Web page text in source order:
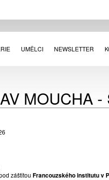
UMĚLCI NEWSLETTER
MOUCHA -
záštitou Francouzského institutu v